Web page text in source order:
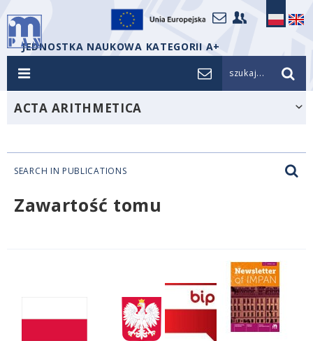
JEDNOSTKA NAUKOWA KATEGORII A+
szukaj...
ACTA ARITHMETICA
SEARCH IN PUBLICATIONS
Zawartość tomu